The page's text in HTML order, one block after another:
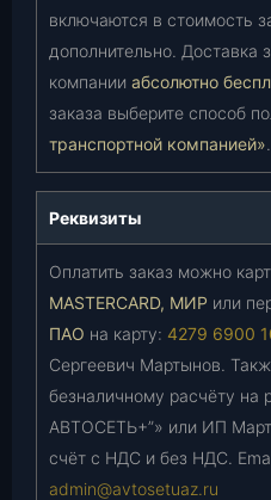
включаются в стоимость
дополнительно. Доставка
компании абсолютно
заказа выберите способ
транспортной компанией».
Реквизиты
Оплатить заказ можно
MASTERCARD, МИР или
ПАО на карту: 4279 6900
Сергеевич Мартынов.
безналичному расчёту
АВТОСЕТЬ+”» или ИП
счёт с НДС и без НДС.
admin@avtosetuaz.ru